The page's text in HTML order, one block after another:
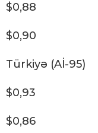
$0,88
$0,90
Türkiyə (Aİ-95)
$0,93
$0,86